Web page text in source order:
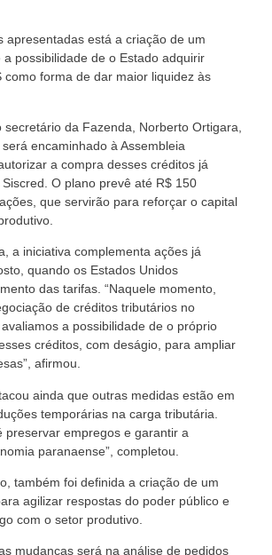
apresentadas está a criação de um
possibilidade de o Estado adquirir
como forma de dar maior liquidez às
secretário da Fazenda, Norberto Ortigara,
encaminhado à Assembleia
a compra desses créditos já
O plano prevê até R$ 150
que servirão para reforçar o capital
a iniciativa complementa ações já
quando os Estados Unidos
das tarifas. “Naquele momento,
de créditos tributários no
a possibilidade de o próprio
créditos, com deságio, para ampliar
afirmou.
ainda que outras medidas estão em
temporárias na carga tributária.
preservar empregos e garantir a
paranaense”, completou.
também foi definida a criação de um
agilizar respostas do poder público e
com o setor produtivo.
mudanças será na análise de pedidos